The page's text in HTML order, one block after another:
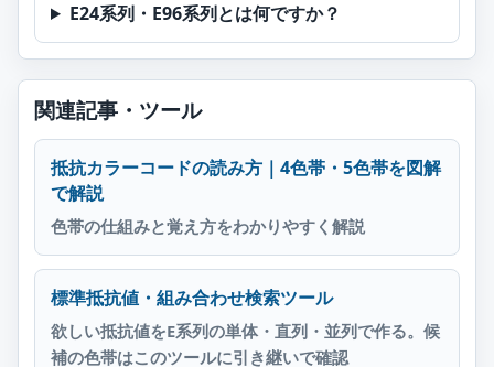
E24系列・E96系列とは何ですか？
関連記事・ツール
抵抗カラーコードの読み方｜4色帯・5色帯を図解
で解説
色帯の仕組みと覚え方をわかりやすく解説
標準抵抗値・組み合わせ検索ツール
欲しい抵抗値をE系列の単体・直列・並列で作る。候
補の色帯はこのツールに引き継いで確認